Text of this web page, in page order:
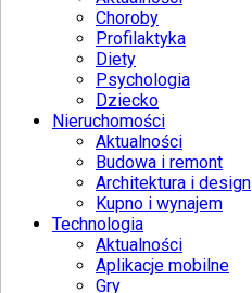
Choroby
Profilaktyka
Diety
Psychologia
Dziecko
Nieruchomości
Aktualności
Budowa i remont
Architektura i design
Kupno i wynajem
Technologia
Aktualności
Aplikacje mobilne
Gry